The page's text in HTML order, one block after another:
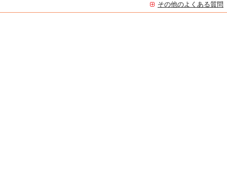
その他のよくある質問